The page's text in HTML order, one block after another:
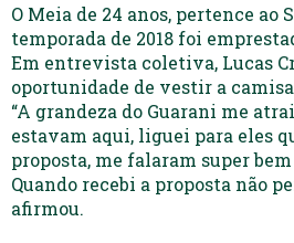
O Meia de 24 anos, pertence ao
temporada de 2018 foi
Em entrevista coletiva, Lucas
oportunidade de vestir a
“A grandeza do Guarani me
estavam aqui, liguei para eles
proposta, me falaram super
Quando recebi a proposta não
afirmou.